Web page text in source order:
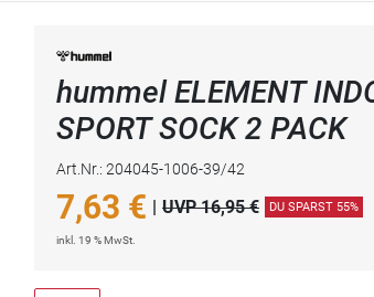
hummel ELEMENT
SPORT SOCK 2 PACK
Art.Nr.: 204045-1006-39/42
7,63 € | UVP 16,95 € DU SPARST 55%
inkl. 19 % MwSt.